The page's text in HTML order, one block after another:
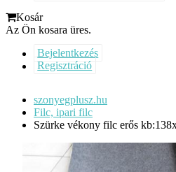
Kosár
Az Ön kosara üres.
Bejelentkezés
Regisztráció
szonyegplusz.hu
Filc, ipari filc
Szürke vékony filc erős